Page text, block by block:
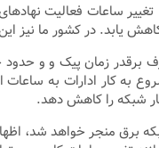
تغییر ساعات فعالیت
یابد. در کشور ما نیز
زمان پیک و و
به کار ادارات به
شبکه را کاهش دهد.
برق منجر خواهد شد،